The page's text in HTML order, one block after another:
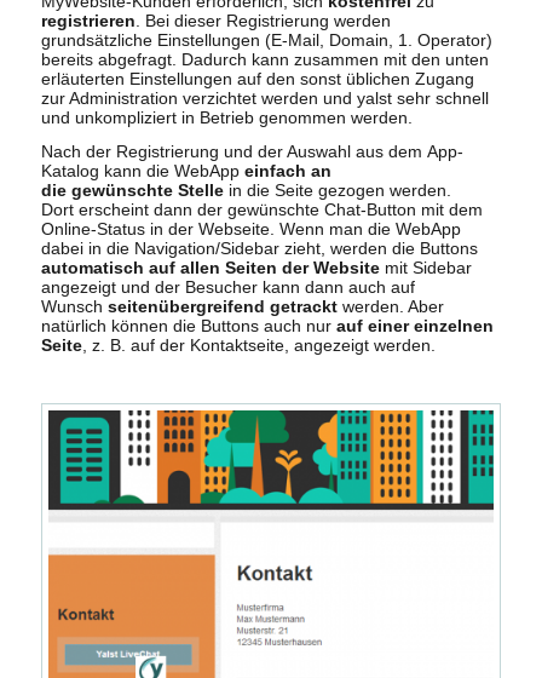
registrieren. Bei dieser Registrierung werden
grundsätzliche Einstellungen (E-Mail, Domain, 1. Operator)
bereits abgefragt. Dadurch kann zusammen mit den unten
erläuterten Einstellungen auf den sonst üblichen Zugang
zur Administration verzichtet werden und yalst sehr schnell
und unkompliziert in Betrieb genommen werden.
Nach der Registrierung und der Auswahl aus dem App-
Katalog kann die WebApp einfach an
die gewünschte Stellein die Seite gezogen werden.
Dort erscheint dann der gewünschte Chat-Button mit dem
Online-Status in der Webseite. Wenn man die WebApp
dabei in die Navigation/Sidebar zieht, werden die Buttons
automatisch auf allen Seiten der Websitemit Sidebar
angezeigt und der Besucher kann dann auch auf
Wunsch seitenübergreifend getracktwerden. Aber
natürlich können die Buttons auch nur auf einer einzelnen
Seite, z. B. auf der Kontaktseite, angezeigt werden.